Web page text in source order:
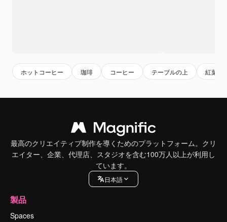
ホットコーヒー 珈琲 コーヒー テーブルの上 紅葉背
最高のクリエイティブ制作を導くためのプラットフォーム。クリ
エイター、企業、代理店、スタジオを含む100万人以上が利用し
ています。
日本語
製品
Spaces